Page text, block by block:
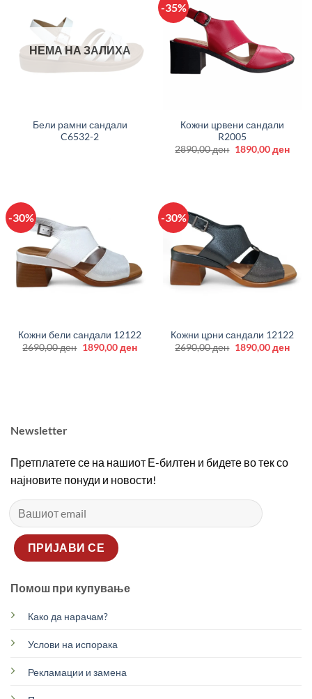
НЕМА НА ЗАЛИХА
Бели рамни сандали
C6532-2
-35%
Кожни црвени сандали
R2005
2890,00ден Original
1890,00ден
-30%
Кожни бели сандали 12122
2690,00ден Original
1890,00денCurrent
-30%
Кожни црни сандали 12122
2690,00ден Original
1890,00ден
Newsletter
Претплатете се на нашиот Е-билтен и бидете во тек со
најновите понуди и новости!
Помош при купување
Како да нарачам?
Услови на испорака
Рекламации и замена